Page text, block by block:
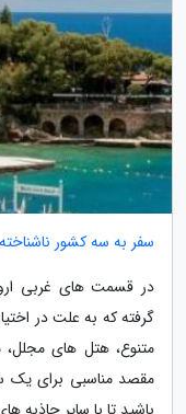
سفر به سه کشور
در قسمت های غربی
گرفته که به علت در
متنوع، هتل های
مقصد مناسبی برای یک